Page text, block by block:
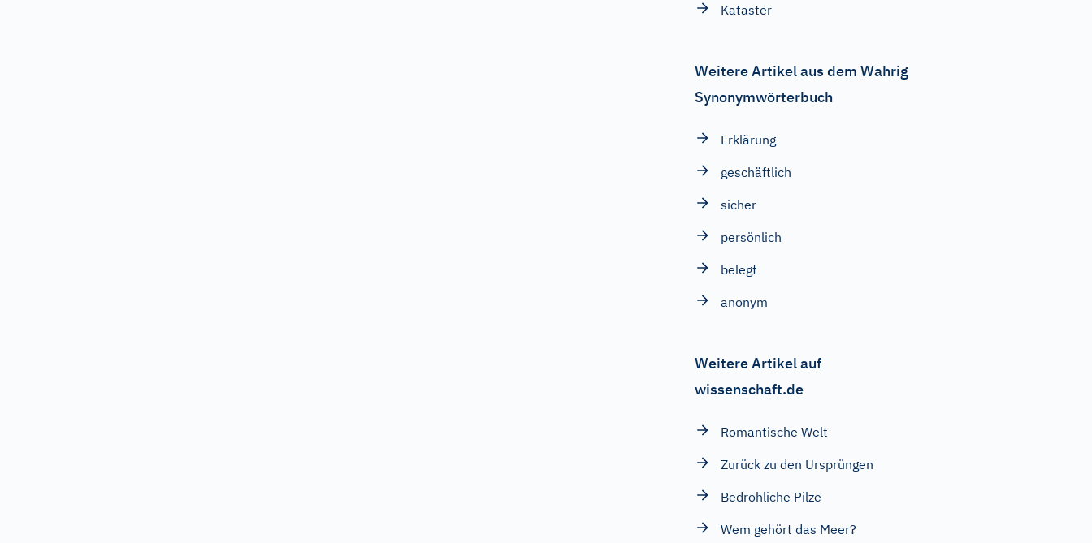
Kataster
Weitere Artikel aus dem Wahrig
Synonymwörterbuch
Erklärung
geschäftlich
sicher
persönlich
belegt
anonym
Weitere Artikel auf
wissenschaft.de
Romantische Welt
Zurück zu den Ursprüngen
Bedrohliche Pilze
Wem gehört das Meer?